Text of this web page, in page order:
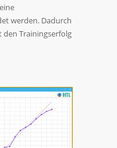
werden. Dadurch
den Trainingserfolg